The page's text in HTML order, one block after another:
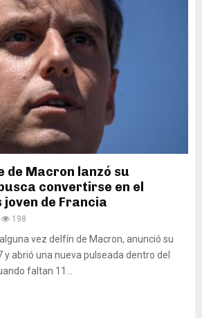
de Macron lanzó su
convertirse en el
de Francia
198
vez delfín de Macron, anunció su
abrió una nueva pulseada dentro del
faltan 11...